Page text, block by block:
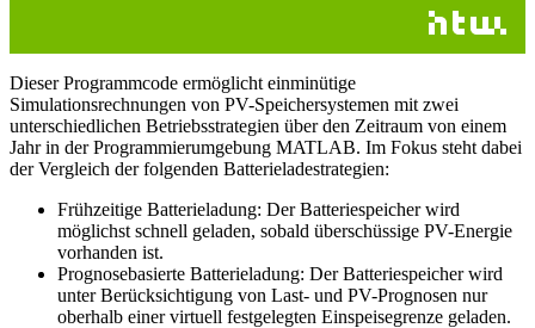
Dieser Programmcode ermöglicht einminütige
Simulationsrechnungen von PV-Speichersystemen mit zwei
unterschiedlichen Betriebsstrategien über den Zeitraum von einem
Jahr in der Programmierumgebung MATLAB. Im Fokus steht dabei
der Vergleich der folgenden Batterieladestrategien:
Frühzeitige Batterieladung: Der Batteriespeicher wird
möglichst schnell geladen, sobald überschüssige PV-Energie
vorhanden ist.
Prognosebasierte Batterieladung: Der Batteriespeicher wird
unter Berücksichtigung von Last- und PV-Prognosen nur
oberhalb einer virtuell festgelegten Einspeisegrenze geladen.